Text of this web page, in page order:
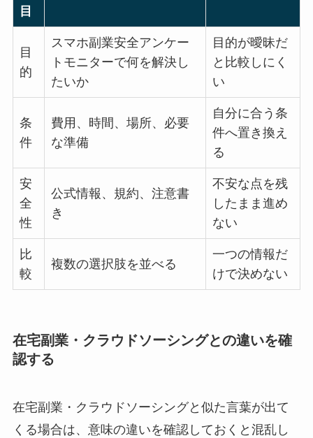
目
目
的
スマホ副業安全アンケー
トモニターで何を解決し
たいか
目的が曖昧だ
と比較しにく
い
条
件
費用、時間、場所、必要
な準備
自分に合う条
件へ置き換え
る
安
全
性
公式情報、規約、注意書
き
不安な点を残
したまま進め
ない
比
較
複数の選択肢を並べる
一つの情報だ
けで決めない
在宅副業・クラウドソーシングとの違いを確
認する
在宅副業・クラウドソーシングと似た言葉が出て
くる場合は、意味の違いを確認しておくと混乱し